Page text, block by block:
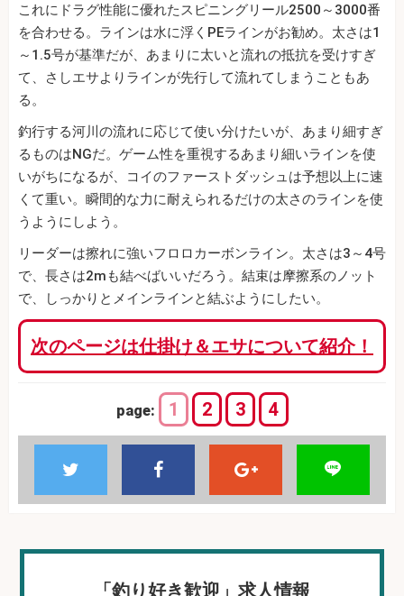
これにドラグ性能に優れたスピニングリール2500～3000番
を合わせる。ラインは水に浮くPEラインがお勧め。太さは1
～1.5号が基準だが、あまりに太いと流れの抵抗を受けすぎ
て、さしエサよりラインが先行して流れてしまうこともあ
る。
釣行する河川の流れに応じて使い分けたいが、あまり細すぎ
るものはNGだ。ゲーム性を重視するあまり細いラインを使
いがちになるが、コイのファーストダッシュは予想以上に速
くて重い。瞬間的な力に耐えられるだけの太さのラインを使
うようにしよう。
リーダーは擦れに強いフロロカーボンライン。太さは3～4号
で、長さは2mも結べばいいだろう。結束は摩擦系のノット
で、しっかりとメインラインと結ぶようにしたい。
次のページは仕掛け＆エサについて紹介！
page: 1 2 3 4
「釣り好き歓迎」求人情報